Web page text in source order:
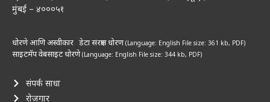
मुंबई – ४०००५१
धोरणे आणि अस्वीकार डेटा संरक्षण धोरण(Language: English File size: 361 kb, PDF)
साइटमॅपवेबसाइट धोरणे(Language: English File size: 344 kb, PDF)
संपर्क साधा
रोजगार